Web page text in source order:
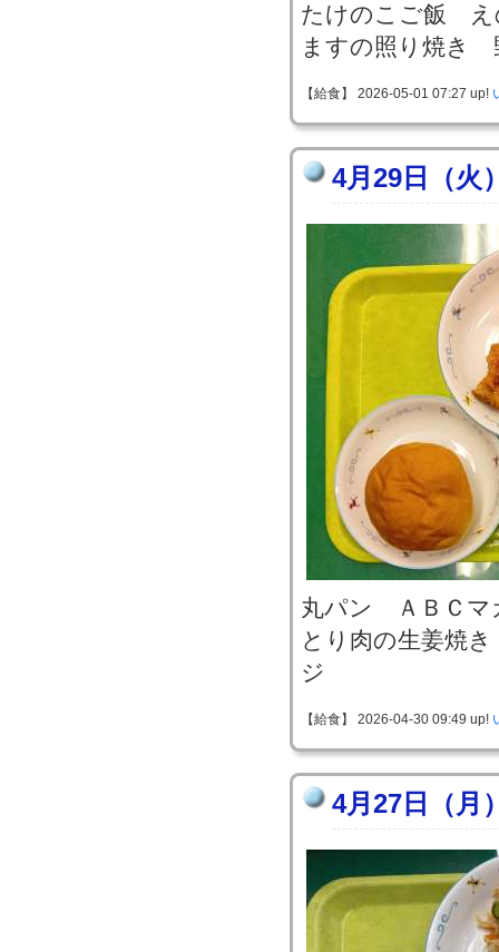
たけのこご飯 え
ますの照り焼き
【給食】 2026-05-01 07:27 up!
4月29日（火
丸パン ＡＢＣマ
とり肉の生姜焼
ジ
【給食】 2026-04-30 09:49 up!
4月27日（月